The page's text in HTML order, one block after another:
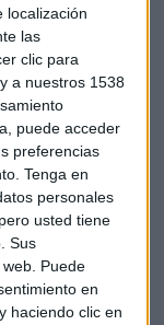
localización
las
clic para
a nuestros 1538
puede acceder
preferencias
Tenga en
personales
usted tiene
Sus
Puede
en
haciendo clic en
Easyjet. Su
un 30% pero los
y ha registrado
Señala
por los
bajan
la Comisión
el veto a